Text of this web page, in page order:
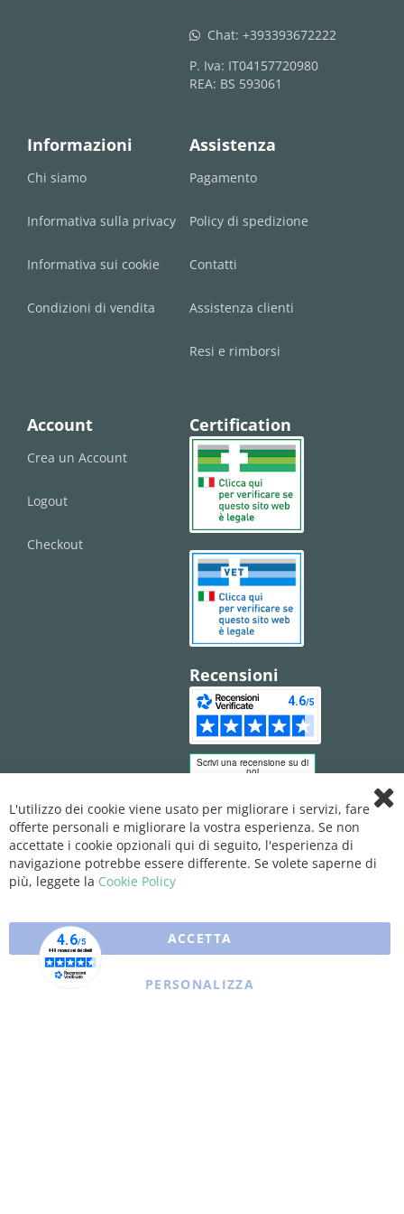
whatsapp Chat: +393393672222
P. Iva: IT04157720980
REA: BS 593061
Informazioni
Chi siamo
Informativa sulla privacy
Informativa sui cookie
Condizioni di vendita
Assistenza
Pagamento
Policy di spedizione
Contatti
Assistenza clienti
Resi e rimborsi
Account
Crea un Account
Logout
Checkout
Certification
Recensioni
L'utilizzo dei cookie viene usato per migliorare i servizi, fare
offerte personali e migliorare la vostra esperienza. Se non
accettate i cookie opzionali qui di seguito, l'esperienza di
navigazione potrebbe essere differente. Se volete saperne di
più, leggete la Cookie Policy
ACCETTA
PERSONALIZZA